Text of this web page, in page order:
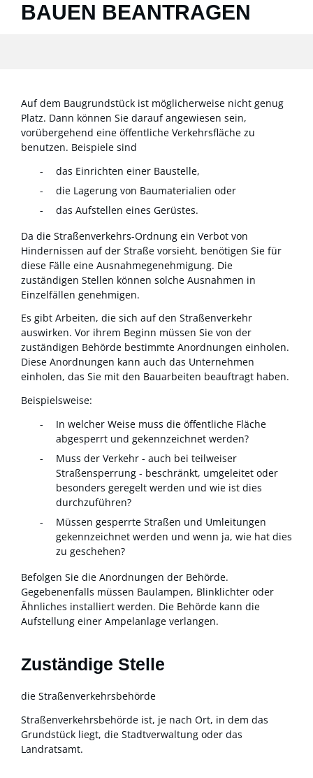
AUEN BEANTRAGEN
Auf dem Baugrundstück ist möglicherweise nicht genug
Platz. Dann können Sie darauf angewiesen sein,
vorübergehend eine öffentliche Verkehrsfläche zu
benutzen. Beispiele sind
das Einrichten einer Baustelle,
die Lagerung von Baumaterialien oder
das Aufstellen eines Gerüstes.
Da die Straßenverkehrs-Ordnung ein Verbot von
Hindernissen auf der Straße vorsieht, benötigen Sie für
diese Fälle eine Ausnahmegenehmigung. Die
zuständigen Stellen können solche Ausnahmen in
Einzelfällen genehmigen.
Es gibt Arbeiten, die sich auf den Straßenverkehr
auswirken. Vor ihrem Beginn müssen Sie von der
zuständigen Behörde bestimmte Anordnungen einholen.
Diese Anordnungen kann auch das Unternehmen
einholen, das Sie mit den Bauarbeiten beauftragt haben.
Beispielsweise:
In welcher Weise muss die öffentliche Fläche
abgesperrt und gekennzeichnet werden?
Muss der Verkehr - auch bei teilweiser
Straßensperrung - beschränkt, umgeleitet oder
besonders geregelt werden und wie ist dies
durchzuführen?
Müssen gesperrte Straßen und Umleitungen
gekennzeichnet werden und wenn ja, wie hat dies
zu geschehen?
Befolgen Sie die Anordnungen der Behörde.
Gegebenenfalls müssen Baulampen, Blinklichter oder
Ähnliches installiert werden. Die Behörde kann die
Aufstellung einer Ampelanlage verlangen.
Zuständige Stelle
die Straßenverkehrsbehörde
Straßenverkehrsbehörde ist, je nach Ort, in dem das
Grundstück liegt, die Stadtverwaltung oder das
Landratsamt.